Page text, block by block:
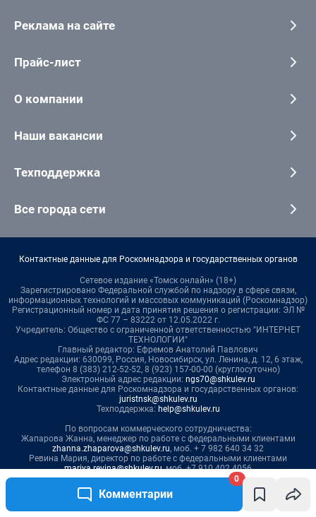
Комментарии
0
Реклама на сайте
Прайс-лист
О компании
Наши вакансии
Техподдержка
Все города сети
Контактные данные для Роскомнадзора и государственных органов
Сетевое издание «Томск онлайн» (18+)
Зарегистрировано Федеральной службой по надзору в сфере связи,
информационных технологий и массовых коммуникаций (Роскомнадзор)
Регистрационный номер и дата принятия решения о регистрации: ЭЛ №
ФС 77 – 83222 от 12.05.2022 г.
Учредитель: Общество с ограниченной ответственностью "ИНТЕРНЕТ
ТЕХНОЛОГИИ"
Главный редактор: Ефремов Анатолий Павлович
Адрес редакции: 630099, Россия, Новосибирск, ул. Ленина, д. 12, 6 этаж,
телефон 8 (383) 212-52-52, 8 (923) 157-00-00 (круглосуточно)
Электронный адрес редакции: ngs70@shkulev.ru
Контактные данные для Роскомнадзора и государственных органов:
juristnsk@shkulev.ru
Техподдержка: help@shkulev.ru
По вопросам коммерческого сотрудничества:
Жапарова Жанна, менеджер по работе с федеральными клиентами
zhanna.zhaparova@shkulev.ru, моб. + 7 982 640 34 32
Ревина Мария, директор по работе с федеральными клиентами
mariya.revina@shkulev.ru, моб. +7 910 402 4056
Редакция сайта не несет ответственности за достоверность
информации, содержащейся в рекламных объявлениях.